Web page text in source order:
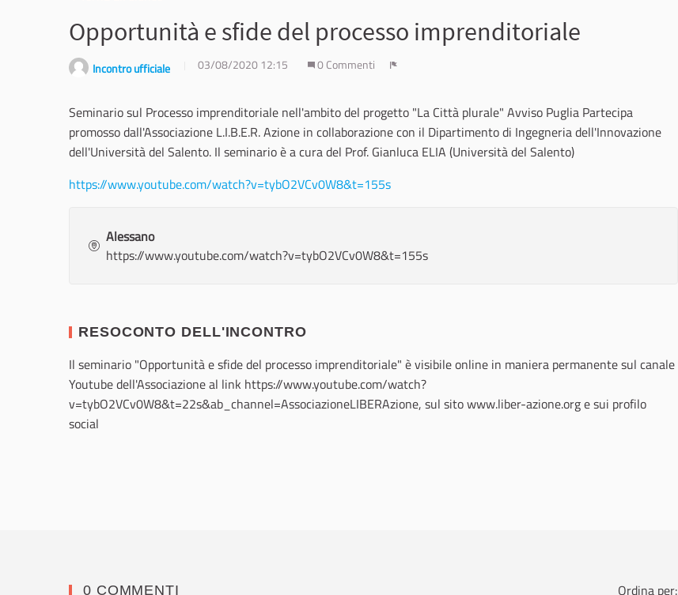
Opportunità e sfide del processo imprenditoriale
Incontro ufficiale 03/08/2020 12:15 0 Commenti
Seminario sul Processo imprenditoriale nell'ambito del progetto "La Città plurale" Avviso Puglia Partecipa
promosso dall'Associazione L.I.B.E.R. Azione in collaborazione con il Dipartimento di Ingegneria dell'Innovazione
dell'Università del Salento. Il seminario è a cura del Prof. Gianluca ELIA (Università del Salento)
https://www.youtube.com/watch?v=tybO2VCv0W8&t=155s
Alessano
https://www.youtube.com/watch?v=tybO2VCv0W8&t=155s
RESOCONTO DELL'INCONTRO
Il seminario "Opportunità e sfide del processo imprenditoriale" è visibile online in maniera permanente sul canale
Youtube dell'Associazione al link https://www.youtube.com/watch?
v=tybO2VCv0W8&t=22s&ab_channel=AssociazioneLIBERAzione, sul sito www.liber-azione.org e sui profilo
social
0 COMMENTI Ordina per: